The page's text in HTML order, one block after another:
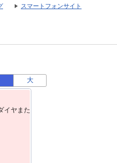
スマートフォンサイト
大
イヤまた